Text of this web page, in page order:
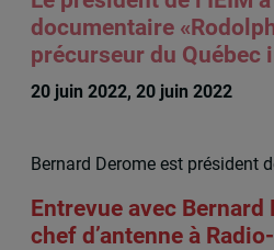
documentaire
précurseur du Québec
20 juin 2022, 20 juin 2022
Bernard Derome est président
Entrevue avec Bernard
chef d’antenne à